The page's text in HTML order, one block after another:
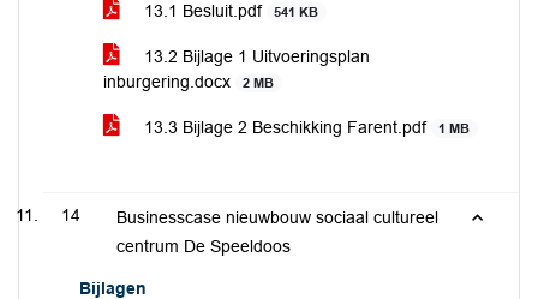
13.1 Besluit.pdf 541 KB
13.2 Bijlage 1 Uitvoeringsplan
inburgering.docx
2 MB
13.3 Bijlage 2 Beschikking Farent.pdf 1 MB
14
Businesscase nieuwbouw sociaal cultureel
centrum De Speeldoos
Bijlagen